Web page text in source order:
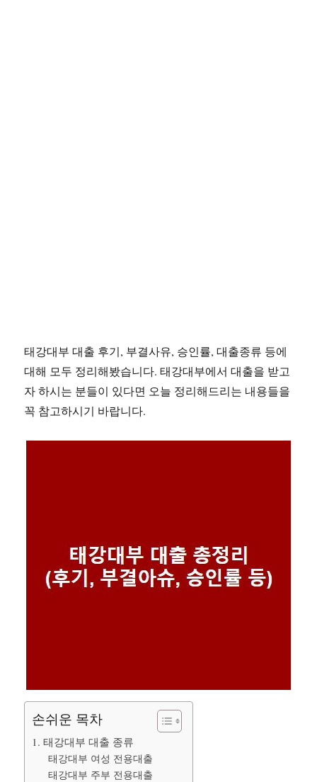
태강대부 대출 후기, 부결사유, 승인률, 대출종류 등에
대해 모두 정리해봤습니다. 태강대부에서 대출을 받고
자 하시는 분들이 있다면 오늘 정리해드리는 내용들을
꼭 참고하시기 바랍니다.
손쉬운 목차
1. 태강대부 대출 종류
태강대부 여성 전용대출
태강대부 주부 전용대출